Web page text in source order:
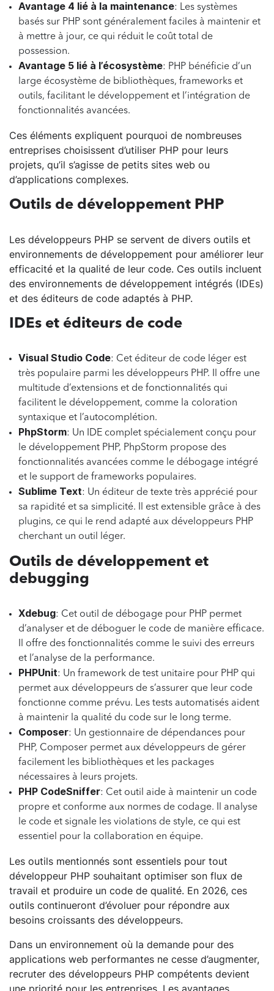
Avantage 4 lié à la maintenance: Les systèmes
basés sur PHP sont généralement faciles à maintenir et
à mettre à jour, ce qui réduit le coût total de
possession.
Avantage 5 lié à l’écosystème: PHP bénéficie d’un
large écosystème de bibliothèques, frameworks et
outils, facilitant le développement et l’intégration de
fonctionnalités avancées.
Ces éléments expliquent pourquoi de nombreuses
entreprises choisissent d’utiliser PHP pour leurs
projets, qu’il s’agisse de petits sites web ou
d’applications complexes.
Outils de développement PHP
Les développeurs PHP se servent de divers outils et
environnements de développement pour améliorer leur
efficacité et la qualité de leur code. Ces outils incluent
des environnements de développement intégrés (IDEs)
et des éditeurs de code adaptés à PHP.
IDEs et éditeurs de code
Visual Studio Code: Cet éditeur de code léger est
très populaire parmi les développeurs PHP. Il offre une
multitude d’extensions et de fonctionnalités qui
facilitent le développement, comme la coloration
syntaxique et l’autocomplétion.
PhpStorm: Un IDE complet spécialement conçu pour
le développement PHP, PhpStorm propose des
fonctionnalités avancées comme le débogage intégré
et le support de frameworks populaires.
Sublime Text: Un éditeur de texte très apprécié pour
sa rapidité et sa simplicité. Il est extensible grâce à des
plugins, ce qui le rend adapté aux développeurs PHP
cherchant un outil léger.
Outils de développement et
debugging
Xdebug: Cet outil de débogage pour PHP permet
d’analyser et de déboguer le code de manière efficace.
Il offre des fonctionnalités comme le suivi des erreurs
et l’analyse de la performance.
PHPUnit: Un framework de test unitaire pour PHP qui
permet aux développeurs de s’assurer que leur code
fonctionne comme prévu. Les tests automatisés aident
à maintenir la qualité du code sur le long terme.
Composer: Un gestionnaire de dépendances pour
PHP, Composer permet aux développeurs de gérer
facilement les bibliothèques et les packages
nécessaires à leurs projets.
PHP CodeSniffer: Cet outil aide à maintenir un code
propre et conforme aux normes de codage. Il analyse
le code et signale les violations de style, ce qui est
essentiel pour la collaboration en équipe.
Les outils mentionnés sont essentiels pour tout
développeur PHP souhaitant optimiser son flux de
travail et produire un code de qualité. En 2026, ces
outils continueront d’évoluer pour répondre aux
besoins croissants des développeurs.
Dans un environnement où la demande pour des
applications web performantes ne cesse d’augmenter,
recruter des développeurs PHP compétents devient